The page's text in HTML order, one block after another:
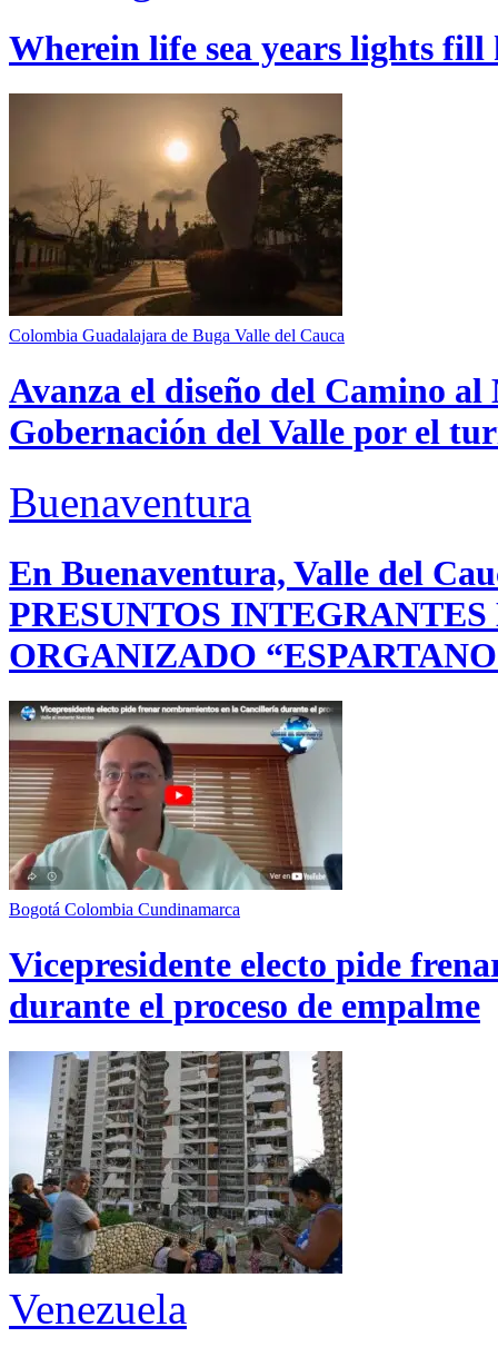
Wherein life sea years lights
Colombia Guadalajara de Buga Valle del Cauca
Avanza el diseño del Camino
Gobernación del Valle por el
Buenaventura
En Buenaventura, Valle del
PRESUNTOS
ORGANIZADO
Bogotá Colombia Cundinamarca
Vicepresidente electo pide
durante el proceso de empalme
Venezuela